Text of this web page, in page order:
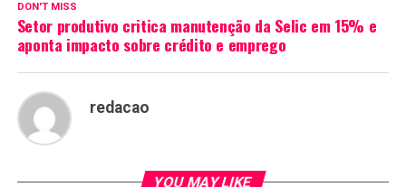
DON'T MISS
Setor produtivo critica manutenção da Selic em 15% e
aponta impacto sobre crédito e emprego
redacao
YOU MAY LIKE